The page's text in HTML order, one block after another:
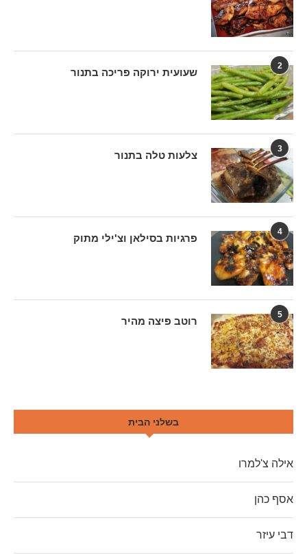
2
שעועית ירוקה פריכה בתנור
3
צלעות טלה בתנור
4
פרגיות בסילאן וצ'ילי מתוק
5
רוטב פיצה מהיר
בשלני הבית
אילה צ'למרו
אסף כהן
דבי עיזר